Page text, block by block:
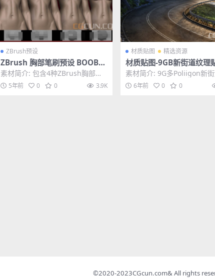
ZBrush预设
ZBrush 胸部笔刷预设 BOOBS
VDM 4 brushes pack
素材简介: 包含4种ZBrush胸部笔
刷，ZBP格式，现在它可以与乳房
VDM包。...
5年前 0 0 3.9K
材质贴图 精选资源
材质贴图-9GB新街道纹理
材质合集Poliigon 6K贴图
素材简介: 9G多Poliigon新街
理贴图材质合集,Poliigon是
6年前 0 0
©2020-2023CGcun.com& All rights